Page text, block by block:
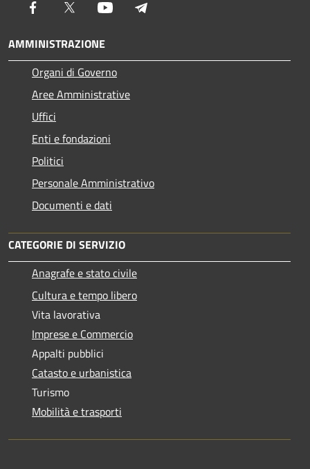
Facebook Twitter Youtube
AMMINISTRAZIONE
Organi di Governo
Aree Amministrative
Uffici
Enti e fondazioni
Politici
Personale Amministrativo
Documenti e dati
CATEGORIE DI SERVIZIO
Anagrafe e stato civile
Cultura e tempo libero
Vita lavorativa
Imprese e Commercio
Appalti pubblici
Catasto e urbanistica
Turismo
Mobilità e trasporti